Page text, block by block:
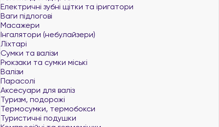
Електричні зубні щітки та іригатори
Ваги підлогові
Масажери
Інгалятори (небулайзери)
Ліхтарі
Сумки та валізи
Рюкзаки та сумки міські
Валізи
Парасолі
Аксесуари для валіз
Туризм, подорожі
Термосумки, термобокси
Туристичні подушки